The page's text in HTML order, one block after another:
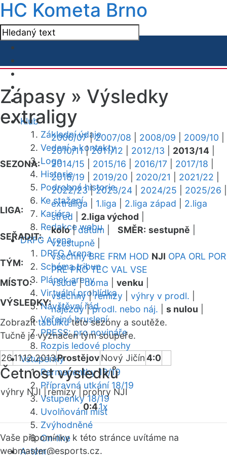
HC Kometa Brno
Klub
Základní údaje
Vedení a kontakty
Logo
Historie
Podrobná historie
Ke stažení
Kariéra
Redakce webu
DRFG Arena
DRFG Arena
Schéma tribun
Plánek areny
Virtuální prohlídka
Návštěvní řád
Veřejné bruslení
PRESS: pro novináře
Rozpis ledové plochy
Vstupenky
Permanentky 18/19
Přípravná utkání 18/19
Vstupenky 18/19
Uvolňování míst
Zvýhodněné
On-line
A-tým
Zápasy » Výsledky
extraligy
SEZONA:
2006/07|2007/08 2008/09 2009/10
2010/11|2011/12 2012/13 2013/14
2014/15
2015/16 2016/17 2017/18
2018/19
2019/20 2020/21 2021/22
2022/23|2023/24 2024/25 2025/26
LIGA:
extraliga 1.liga 2.liga západ
2.liga
střed
2.liga východ
SEŘADIT:
kolo|datum SMĚR: sestupně
vzestupně
TÝM:
všechny BRE FRM HOD NJI OPA ORL POR
PRE PRO TEC VAL VSE
MÍSTO:
všude|doma venku
VÝSLEDKY:
všechny|remízy výhry v prodl.
nájezdy|prodl. nebo náj. s nulou
Zobrazittabulkutéto sezóny a soutěže.
Tučně je vyznačen tým soupeře.
2611.12.2013ProstějovNový Jičín4:0
Četnost výsledků
výhry NJI | remízy | prohry NJI
0:41x
Vaše připomínky k této stránce uvítáme na
webmaster@esports.cz.